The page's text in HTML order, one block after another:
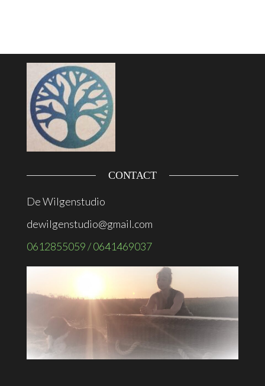
CONTACT
De Wilgenstudio
dewilgenstudio@gmail.com
0612855059 / 0641469037